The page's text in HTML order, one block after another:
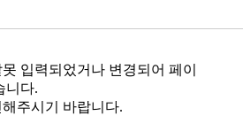
입력되었거나 변경되어 페이
니다.
주시기 바랍니다.